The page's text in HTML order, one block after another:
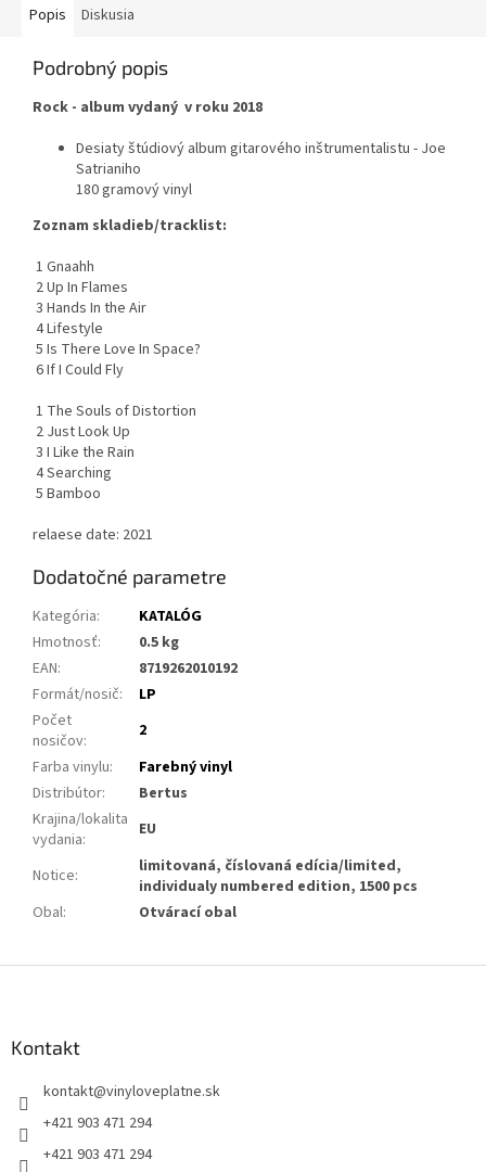
Popis Diskusia
Podrobný popis
Rock - album vydaný v roku 2018
Desiaty štúdiový album gitarového inštrumentalistu - Joe
Satrianiho
180 gramový vinyl
Zoznam skladieb/tracklist:
1 Gnaahh
2 Up In Flames
3 Hands In the Air
4 Lifestyle
5 Is There Love In Space?
6 If I Could Fly
1 The Souls of Distortion
2 Just Look Up
3 I Like the Rain
4 Searching
5 Bamboo
relaese date: 2021
Dodatočné parametre
Kategória:
KATALÓG
Hmotnosť:
0.5 kg
EAN:
8719262010192
Formát/nosič:
LP
Počet
nosičov:
2
Farba vinylu:
Farebný vinyl
Distribútor:
Bertus
Krajina/lokalita
vydania: EU
Notice:
limitovaná, číslovaná edícia/limited,
individualy numbered edition, 1500 pcs
Obal: Otvárací obal
Kontakt
kontakt@vinyloveplatne.sk
+421 903 471 294
+421 903 471 294